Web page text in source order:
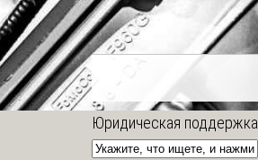
Юридическая поддержка